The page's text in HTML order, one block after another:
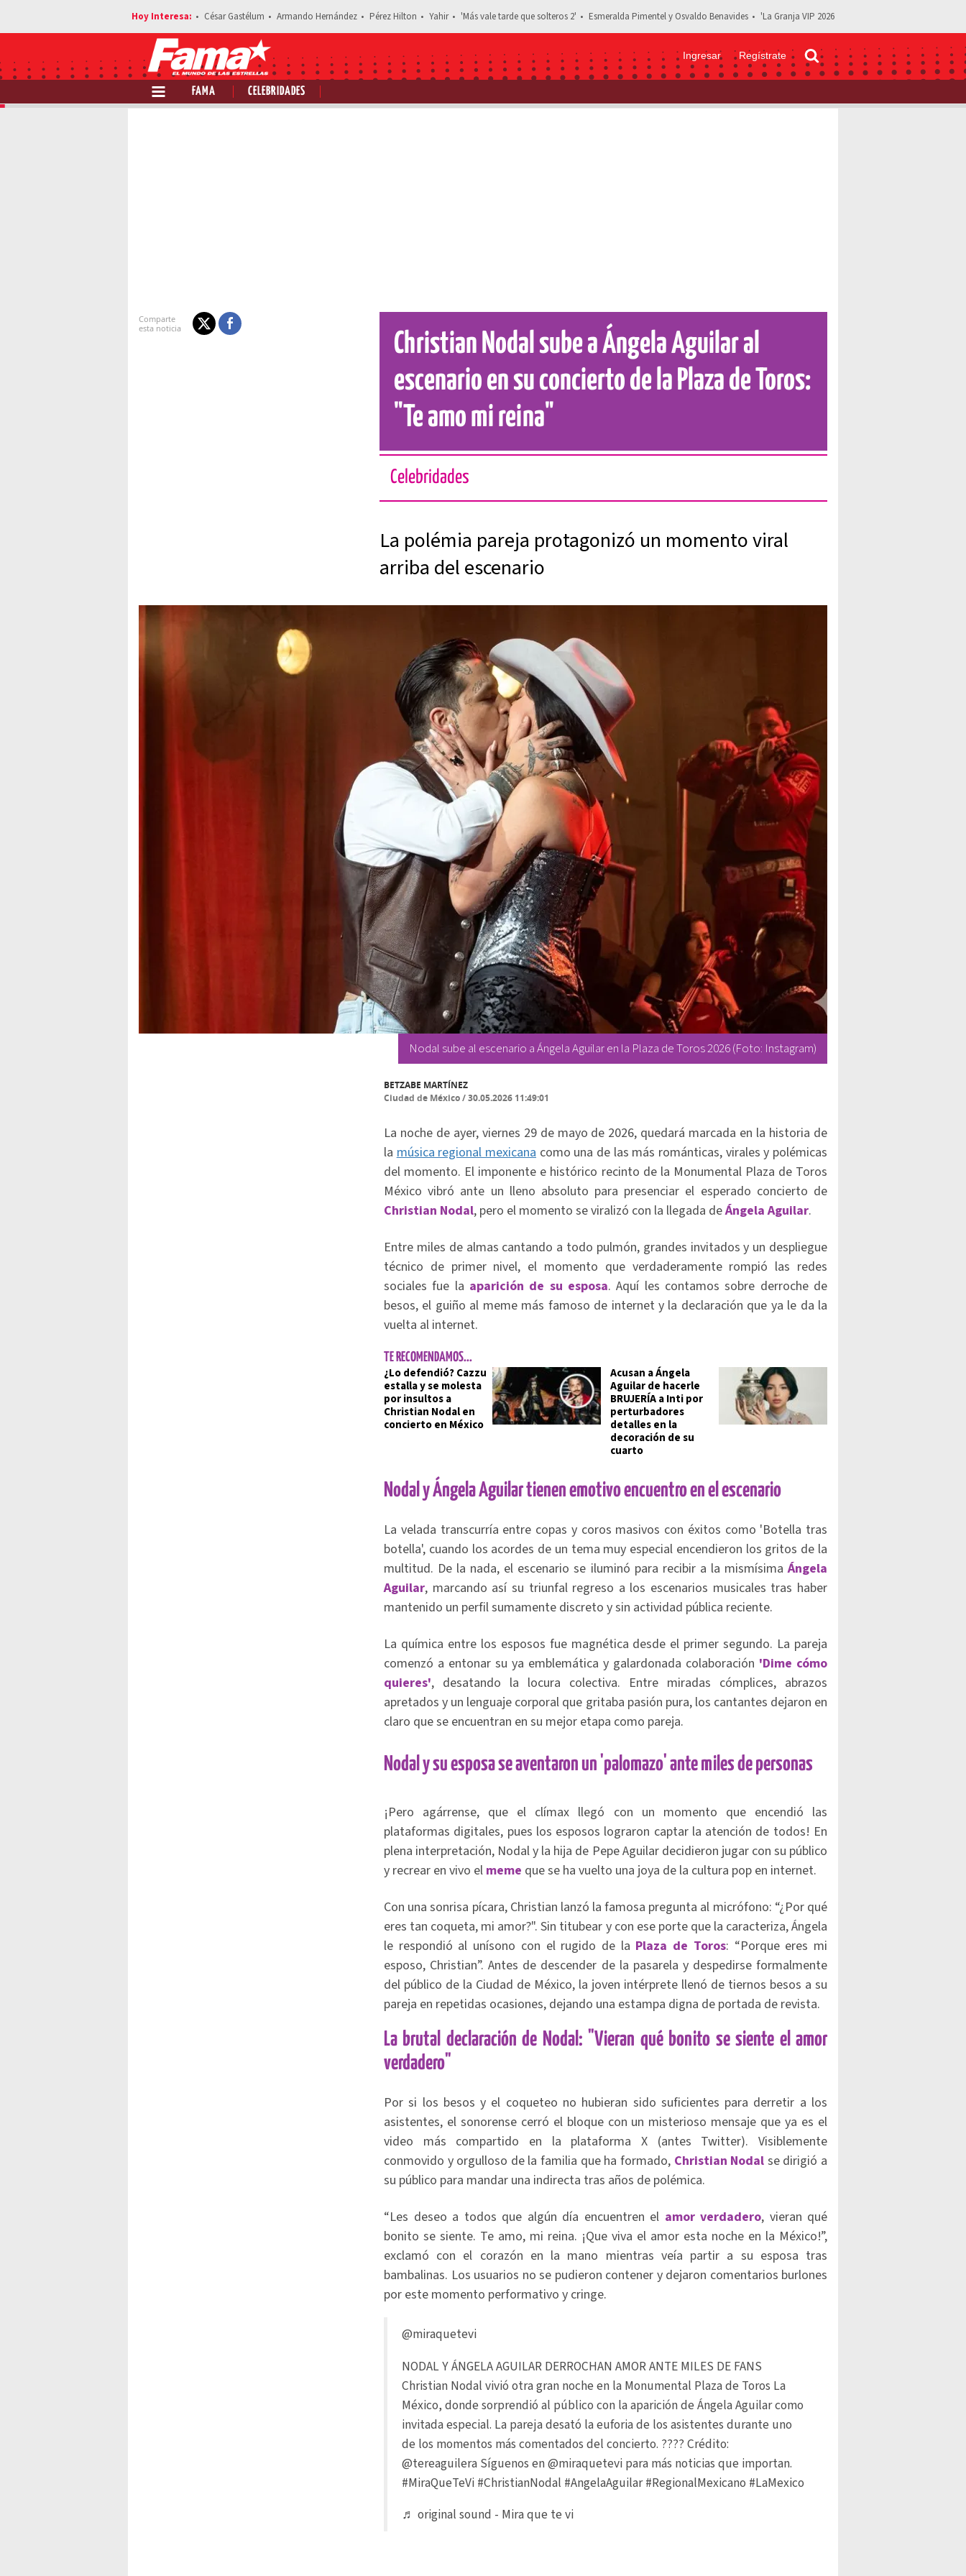
César Gastélum Armando Hernández Pérez Hilton Yahir 'Más vale tarde que solteros 2' Esmeralda Pimentel y Osvaldo Benavides 'La Granja VIP 2026
Ingresar Regístrate
FAMA CELEBRIDADES
Estás leyendo: Christian Nodal sube a Ángela Aguilar al escenario en su concierto de la Plaza de Toros: "Te amo mi reina"
Christian Nodal sube a Ángela Aguilar al
escenario en su concierto de la Plaza de Toros:
"Te amo mi reina"
Celebridades
La polémia pareja protagonizó un momento viral
arriba del escenario
Nodal sube al escenario a Ángela Aguilar en la Plaza de Toros 2026 (Foto: Instagram)
BETZABE MARTÍNEZ
Ciudad de México/30.05.2026 11:49:01
La noche de ayer, viernes 29 de mayo de 2026, quedará marcada en la historia de
lamúsica regional mexicana como una de las más románticas, virales y polémicas
del momento. El imponente e histórico recinto de la Monumental Plaza de Toros
México vibró ante un lleno absoluto para presenciar el esperado concierto de
Christian Nodal, pero el momento se viralizó con la llegada deÁngela Aguilar.
Entre miles de almas cantando a todo pulmón, grandes invitados y un despliegue
técnico de primer nivel, el momento que verdaderamente rompió las redes
sociales fue la aparición de su esposa. Aquí les contamos sobre derroche de
besos, el guiño al meme más famoso de internet y la declaración que ya le da la
vuelta al internet.
TE RECOMENDAMOS...
¿Lo defendió? Cazzu
estalla y se molesta
por insultos a
Christian Nodal en
concierto en México
Acusan a Ángela
Aguilar de hacerle
BRUJERÍA a Inti por
perturbadores
detalles en la
decoración de su
cuarto
Nodal y Ángela Aguilar tienen emotivo encuentro en el escenario
La velada transcurría entre copas y coros masivos con éxitos como 'Botella tras
botella', cuando los acordes de un tema muy especial encendieron los gritos de la
multitud. De la nada, el escenario se iluminó para recibir a la mismísima Ángela
Aguilar, marcando así su triunfal regreso a los escenarios musicales tras haber
mantenido un perfil sumamente discreto y sin actividad pública reciente.
La química entre los esposos fue magnética desde el primer segundo. La pareja
comenzó a entonar su ya emblemática y galardonada colaboración 'Dime cómo
quieres', desatando la locura colectiva. Entre miradas cómplices, abrazos
apretados y un lenguaje corporal que gritaba pasión pura, los cantantes dejaron en
claro que se encuentran en su mejor etapa como pareja.
Nodal y su esposa se aventaron un 'palomazo' ante miles de personas
¡Pero agárrense, que el clímax llegó con un momento que encendió las
plataformas digitales, pues los esposos lograron captar la atención de todos! En
plena interpretación, Nodal y la hija de Pepe Aguilar decidieron jugar con su público
y recrear en vivo el meme que se ha vuelto una joya de la cultura pop en internet.
Con una sonrisa pícara, Christian lanzó la famosa pregunta al micrófono: “¿Por qué
eres tan coqueta, mi amor?". Sin titubear y con ese porte que la caracteriza, Ángela
le respondió al unísono con el rugido de la Plaza de Toros: “Porque eres mi
esposo, Christian”. Antes de descender de la pasarela y despedirse formalmente
del público de la Ciudad de México, la joven intérprete llenó de tiernos besos a su
pareja en repetidas ocasiones, dejando una estampa digna de portada de revista.
La brutal declaración de Nodal: "Vieran qué bonito se siente el amor
verdadero"
Por si los besos y el coqueteo no hubieran sido suficientes para derretir a los
asistentes, el sonorense cerró el bloque con un misterioso mensaje que ya es el
video más compartido en la plataforma X (antes Twitter). Visiblemente
conmovido y orgulloso de la familia que ha formado, Christian Nodal se dirigió a
su público para mandar una indirecta tras años de polémica.
“Les deseo a todos que algún día encuentren el amor verdadero, vieran qué
bonito se siente. Te amo, mi reina. ¡Que viva el amor esta noche en la México!”,
exclamó con el corazón en la mano mientras veía partir a su esposa tras
bambalinas. Los usuarios no se pudieron contener y dejaron comentarios burlones
por este momento performativo y cringe.
@miraquetevi
NODAL Y ÁNGELA AGUILAR DERROCHAN AMOR ANTE MILES DE FANS
Christian Nodal vivió otra gran noche en la Monumental Plaza de Toros La
México, donde sorprendió al público con la aparición de Ángela Aguilar como
invitada especial. La pareja desató la euforia de los asistentes durante uno
de los momentos más comentados del concierto. ???? Crédito:
@tereaguilera Síguenos en @miraquetevi para más noticias que importan.
#MiraQueTeVi #ChristianNodal #AngelaAguilar #RegionalMexicano #LaMexico
♬ original sound - Mira que te vi